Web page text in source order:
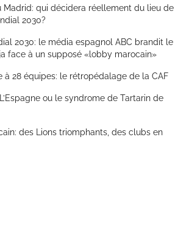
Madrid: qui décidera réellement du lieu de
2030?
2030: le média espagnol ABC brandit le
face à un supposé «lobby marocain»
à 28 équipes: le rétropédalage de la CAF
ou le syndrome de Tartarin de
des Lions triomphants, des clubs en